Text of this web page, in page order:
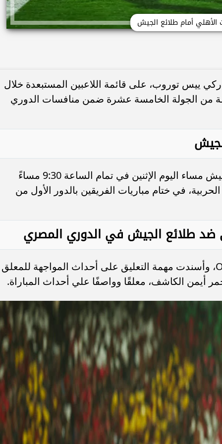
الأهلي أمام طلائع الجيش
ييس توروب، على قائمة اللاعبين المستبعدة خلال
من الجولة الخامسة عشرة ضمن منافسات الدوري
من المقرر أن يلتقي الأهلي مع طلائع الجيش مساء اليوم الإثنين في تمام الساعة 9:30 مساءً
في ختام مباريات الفريقين بالدور الأول من
ضد طلائع الجيش في الدوري المصري
تُنقل المباراة المرتقبة عبر قناة ON Sport، وأسندت مهمة التعليق على أحداث المواجهة للمعلق
أيمن الكاشف، معلقًا وواصفًا علي أحداث المباراة.